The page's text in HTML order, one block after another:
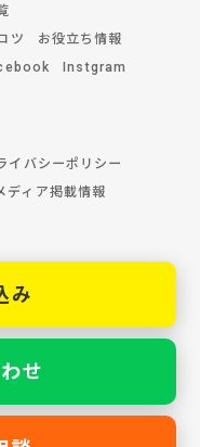
ツ
お役立ち情報
Instgram
イバシーポリシー
ディア掲載情報
み
せ